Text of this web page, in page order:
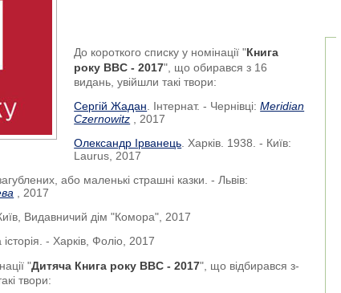
До короткого списку у номінації "Книга
року BBC - 2017", що обирався з 16
видань, увійшли такі твори:
Сергій Жадан . Інтернат. - Чернівці:Meridian
Czernowitz , 2017
Олександр Ірванець . Харків. 1938. - Київ:
Laurus, 2017
або маленькі страшні казки. - Львів:
, 2017
Видавничий дім "Комора", 2017
історія. - Харків, Фоліо, 2017
"Дитяча Книга року BBC - 2017", що відбирався з-
твори: